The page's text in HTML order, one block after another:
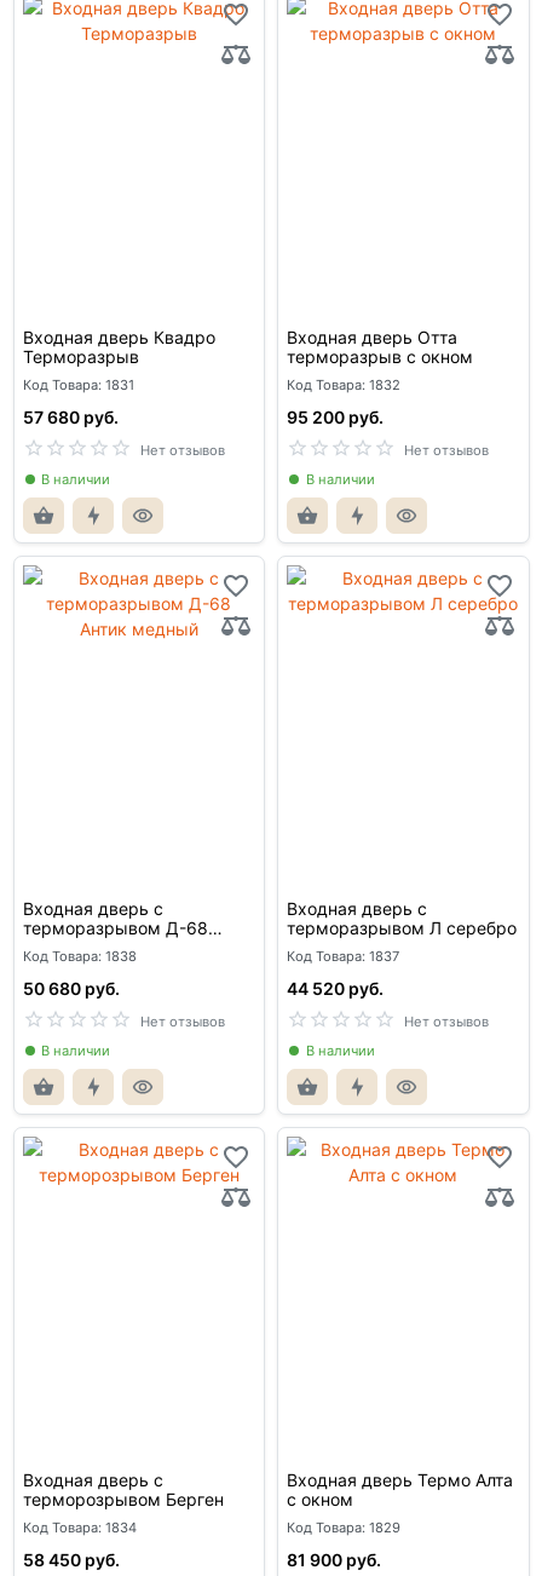
Входная дверь Квадро
Терморазрыв
Код Товара: 1831
57 680 руб.
Нет отзывов
В наличии
Входная дверь Отта
терморазрыв с окном
Код Товара: 1832
95 200 руб.
Нет отзывов
В наличии
Входная дверь с
терморазрывом Д-68
Антик медный
Код Товара: 1838
50 680 руб.
Нет отзывов
В наличии
Входная дверь с
терморазрывом Л серебро
Код Товара: 1837
44 520 руб.
Нет отзывов
В наличии
Входная дверь с
терморозрывом Берген
Код Товара: 1834
58 450 руб.
Входная дверь Термо Алта
с окном
Код Товара: 1829
81 900 руб.